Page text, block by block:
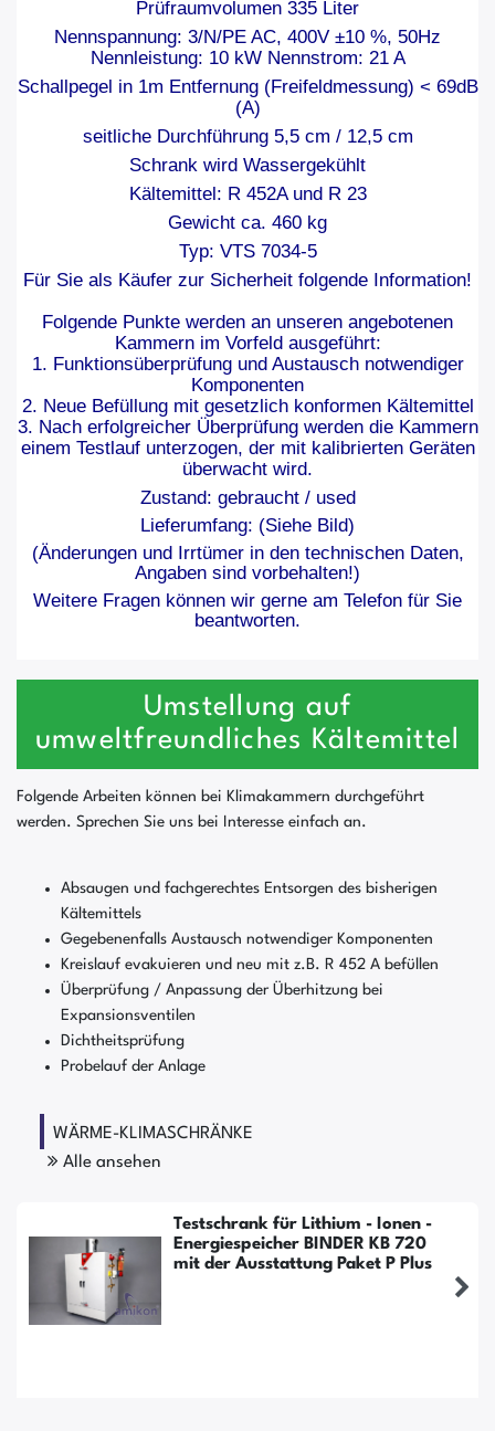
Prüfraumvolumen 335 Liter
Nennspannung: 3/N/PE AC, 400V ±10 %, 50Hz
Nennleistung: 10 kW Nennstrom: 21 A
Schallpegel in 1m Entfernung (Freifeldmessung) < 69dB
(A)
seitliche Durchführung 5,5 cm / 12,5 cm
Schrank wird Wassergekühlt
Kältemittel: R 452A und R 23
Gewicht ca. 460 kg
Typ: VTS 7034-5
Für Sie als Käufer zur Sicherheit folgende Information!
Folgende Punkte werden an unseren angebotenen
Kammern im Vorfeld ausgeführt:
1. Funktionsüberprüfung und Austausch notwendiger
Komponenten
2. Neue Befüllung mit gesetzlich konformen Kältemittel
3. Nach erfolgreicher Überprüfung werden die Kammern
einem Testlauf unterzogen, der mit kalibrierten Geräten
überwacht wird.
Zustand: gebraucht / used
Lieferumfang: (Siehe Bild)
(Änderungen und Irrtümer in den technischen Daten,
Angaben sind vorbehalten!)
Weitere Fragen können wir gerne am Telefon für Sie
beantworten.
Umstellung auf
umweltfreundliches Kältemittel
Folgende Arbeiten können bei Klimakammern durchgeführt
werden. Sprechen Sie uns bei Interesse einfach an.
Absaugen und fachgerechtes Entsorgen des bisherigen
Kältemittels
Gegebenenfalls Austausch notwendiger Komponenten
Kreislauf evakuieren und neu mit z.B. R 452 A befüllen
Überprüfung / Anpassung der Überhitzung bei
Expansionsventilen
Dichtheitsprüfung
Probelauf der Anlage
WÄRME-KLIMASCHRÄNKE
Alle ansehen
Testschrank für Lithium - Ionen -
Energiespeicher BINDER KB 720
mit der Ausstattung Paket P Plus